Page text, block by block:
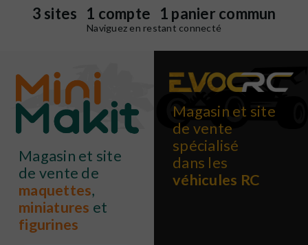
3 sites 1 compte 1 panier commun
Naviguez en restant connecté
Magasin et site
de vente de
maquettes,
miniatures et
figurines
Magasin et site
de vente
spécialisé
dans les
véhicules RC